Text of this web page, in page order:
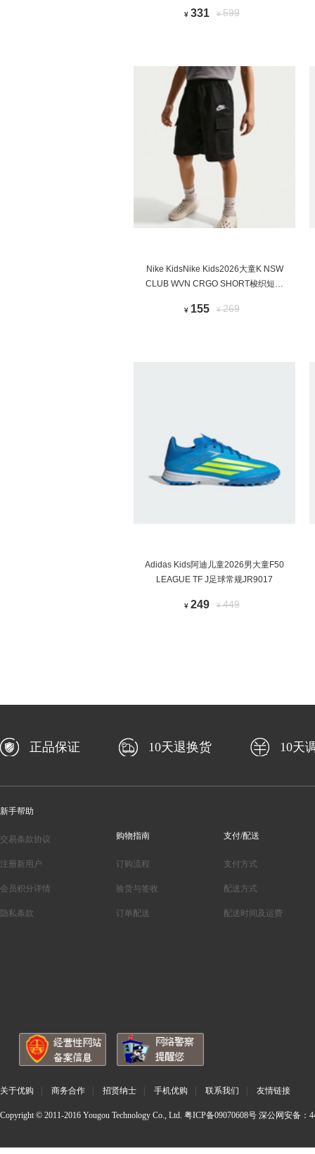
¥ 331 ¥599
Nike KidsNike Kids2026大童K NSW
CLUB WVN CRGO SHORT梭织短裤
¥ 155 ¥269
Adidas Kids阿迪儿童2026男大童F50
LEAGUE TF J足球常规JR9017
¥ 249 ¥449
正品保证 10天退换货 10天
新手帮助
交易条款协议
注册新用户
会员积分详情
隐私条款
购物指南
订购流程
验货与签收
订单配送
支付/配送
支付方式
配送方式
配送时间及运费
关于优购 商务合作 招贤纳士 手机优购 联系我们 友情链接
Copyright © 2011-2016 Yougou Technology Co., Ltd. 粤ICP备09070608号 深公网安备：